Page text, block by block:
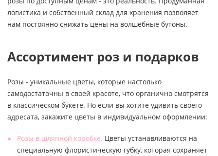
логистика и собственный склад для хранения позволяет
нам постоянно снижать цены на волшебные бутоны.
Ассортимент роз и подарков
Розы - уникальные цветы, которые настолько
самодостаточны в своей красоте, что органично смотрятся
в классическом букете. Но если вы хотите удивить своего
адресата, закажите цветы в индивидуальном оформлении:
Розы в шляпной коробке. Цветы устанавливаются на
специальную флористическую губку, которая сохраняет